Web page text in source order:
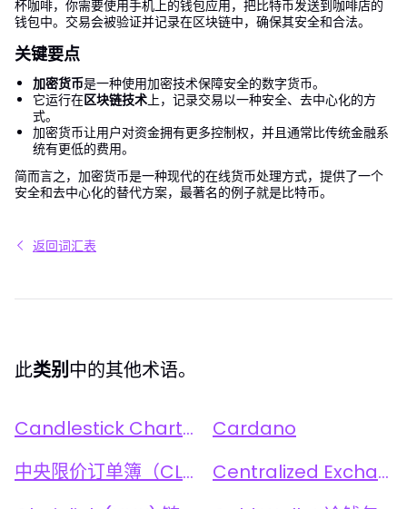
杯咖啡，你需要使用手机上的钱包应用，把比特币发送到咖啡店的
钱包中。交易会被验证并记录在区块链中，确保其安全和合法。
关键要点
加密货币是一种使用加密技术保障安全的数字货币。
它运行在区块链技术上，记录交易以一种安全、去中心化的方
式。
加密货币让用户对资金拥有更多控制权，并且通常比传统金融系
统有更低的费用。
简而言之，加密货币是一种现代的在线货币处理方式，提供了一个
安全和去中心化的替代方案，最著名的例子就是比特币。
返回词汇表
此类别中的其他术语。
Candlestick Chart 烛台图
Cardano
中央限价订单簿（CLOB）
Centralized Exchange (CEX) 中心化交易所（CEX）